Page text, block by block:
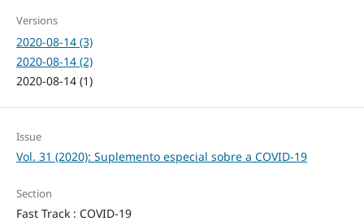
Versions
2020-08-14 (3)
2020-08-14 (2)
2020-08-14 (1)
Issue
Vol. 31 (2020): Suplemento especial sobre a COVID-19
Section
Fast Track : COVID-19